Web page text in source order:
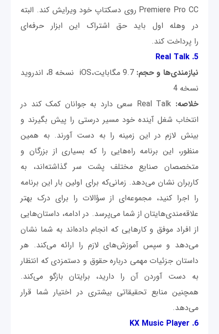
Premiere Pro CC روی دسکتاپ خود ویرایش کند. البته
در وهله اول باید حق اشتراک این ابزار حرفه‌ای
را پرداخت کند.
5. Real Talk
نیازمندی‌ها و حجم:
9.7 مگابایت،iOS نسخه 8، اندروید
نسخه 4
خلاصه:
Real Talk سعی دارد به جوانان کمک کند در
انتخاب شغل آینده خود مسیر درستی را پیش بگیرند و
بینش لازم در این زمینه را به دست آورند. به همین
منظور، این برنامه راه‌هایی را که بسیاری از بزرگان و
متخصصان صنایع مختلف پشت سر گذاشته‌اند، به
کاربران نشان می‌دهد. زمانی‌که برای اولین بار این برنامه
را اجرا کنید، مجموعه‌ای از سؤالات را برای درک بهتر
علاقه‌مندی‌ها‌یتان از شما می‌پرسد. در ادامه، داستا‌ن‌هایی
از افراد موفق و کارهایی که انجام داده‌اند به شما نشان
می‌دهد و سپس آموزش‌های لازم را ارائه می‌کند. هر
داستان جزئیات مهمی درباره حقوق و دستمزدی که انتظار
به دست آوردن آن را دارید، برایتان بازگو می‌کند.
همچنین منابع تحقیقاتی بیشتری در اختیار شما قرار
می‌دهد.
6. KX Music Player